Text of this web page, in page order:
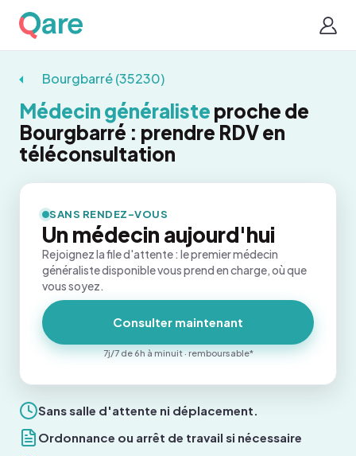
Bourgbarré (35230)
Médecin généraliste proche de
Bourgbarré : prendre RDV en
téléconsultation
Sans salle d'attente ni déplacement.
Ordonnance ou arrêt de travail si nécessaire
SANS RENDEZ-VOUS
Un médecin aujourd'hui
Rejoignez la file d'attente : le premier médecin
généraliste disponible vous prend en charge, où que
vous soyez.
Consulter maintenant
7j/7 de 6h à minuit · remboursable*